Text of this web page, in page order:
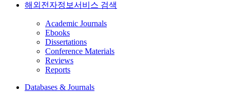
해외전자정보서비스 검색
Academic Journals
Ebooks
Dissertations
Conference Materials
Reviews
Reports
Databases & Journals